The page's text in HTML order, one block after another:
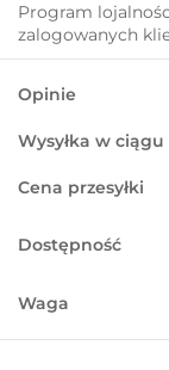
Program
zalogowanych
Opinie
Wysyłka w ciągu
Cena przesyłki
Dostępność
Waga